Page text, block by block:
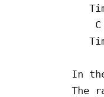
C
In
The